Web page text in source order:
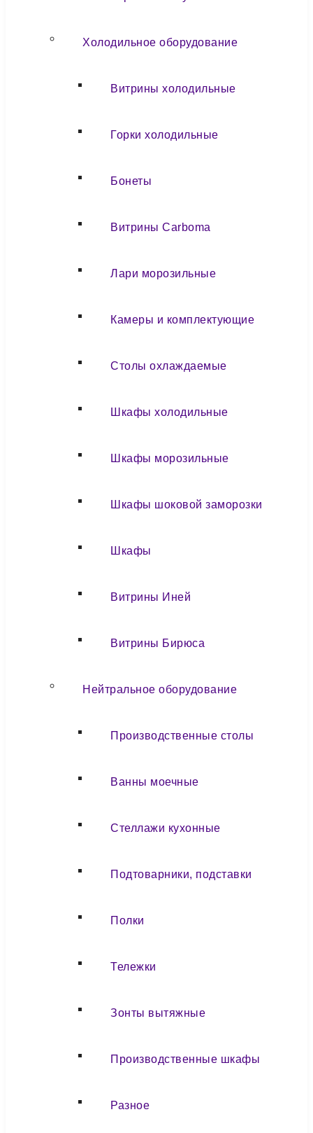
Холодильное оборудование
Витрины холодильные
Горки холодильные
Бонеты
Витрины Carboma
Лари морозильные
Камеры и комплектующие
Столы охлаждаемые
Шкафы холодильные
Шкафы морозильные
Шкафы шоковой заморозки
Шкафы
Витрины Иней
Витрины Бирюса
Нейтральное оборудование
Производственные столы
Ванны моечные
Стеллажи кухонные
Подтоварники, подставки
Полки
Тележки
Зонты вытяжные
Производственные шкафы
Разное